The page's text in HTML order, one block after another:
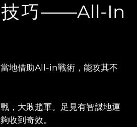
技巧——All-In
地借助All-in戰術，能攻其不
，大敗趙軍。足見有智謀地運
收到奇效。